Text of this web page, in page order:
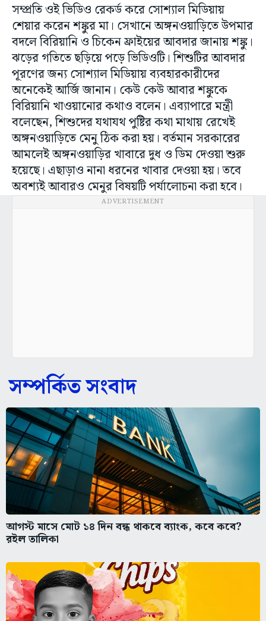
সম্প্রতি ওই ভিডিও রেকর্ড করে সোশ্যাল মিডিয়ায়
শেয়ার করেন শঙ্কুর মা। সেখানে অঙ্গনওয়াড়িতে উপমার
বদলে বিরিয়ানি ও চিকেন ফ্রাইয়ের আবদার জানায় শঙ্কু।
ঝড়ের গতিতে ছড়িয়ে পড়ে ভিডিওটি। শিশুটির আবদার
পূরণের জন্য সোশ্যাল মিডিয়ায় ব্যবহারকারীদের
অনেকেই আর্জি জানান। কেউ কেউ আবার শঙ্কুকে
বিরিয়ানি খাওয়ানোর কথাও বলেন। এব্যাপারে মন্ত্রী
বলেছেন, শিশুদের যথাযথ পুষ্টির কথা মাথায় রেখেই
অঙ্গনওয়াড়িতে মেনু ঠিক করা হয়। বর্তমান সরকারের
আমলেই অঙ্গনওয়াড়ির খাবারে দুধ ও ডিম দেওয়া শুরু
হয়েছে। এছাড়াও নানা ধরনের খাবার দেওয়া হয়। তবে
অবশ্যই আবারও মেনুর বিষয়টি পর্যালোচনা করা হবে।
ADVERTISEMENT
সম্পর্কিত সংবাদ
আগস্ট মাসে মোট ১৪ দিন বন্ধ থাকবে ব্যাংক, কবে কবে?
রইল তালিকা